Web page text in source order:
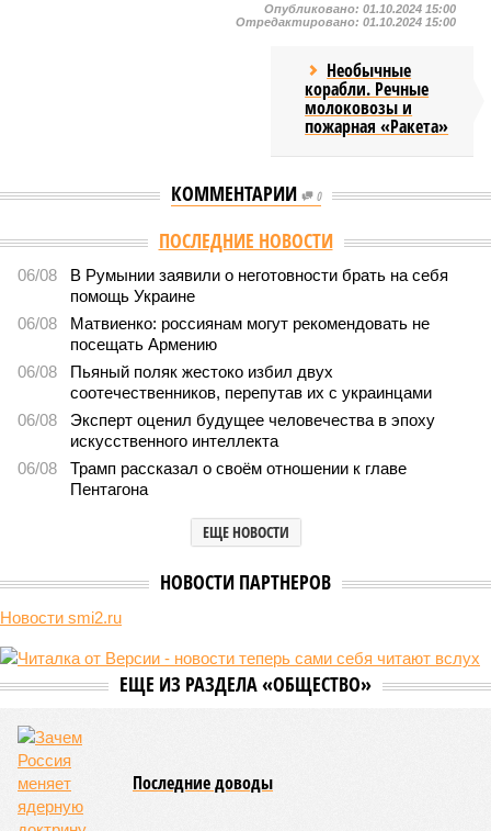
Опубликовано: 01.10.2024 15:00
Отредактировано: 01.10.2024 15:00
Необычные
корабли. Речные
молоковозы и
пожарная «Ракета»
КОММЕНТАРИИ 0
Версия //Общество //
Земля уже не раз показывала человечеству свой
крутой нрав – когда покажет снова?
Земля уже не раз показывала человечеству свой крутой
нрав – когда покажет снова?
Последние времена
покажет снова? (фото: АР-ТАСС)
Природа постоянно вступает в противоречие с нами. Ведь пока
она стремится всё на планете держать в балансе, человечество
не особенно церемонится с окружающей средой. Самые
ждут нас со дня на день и чем грозят?
последствия очередного апокалипсиса, искусственно
вызванного группой биологов, называется «Конец всей
этой мерзости». В реальной жизни участия пытливых
исследователей в организации конца света может не
понадобиться: природа сама разберётся, как и где